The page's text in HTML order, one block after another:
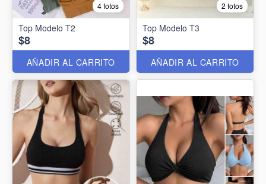
4 fotos
Top Modelo T2
$8
AÑADIR AL CARRITO
2 fotos
Top Modelo T3
$8
AÑADIR AL CARRITO